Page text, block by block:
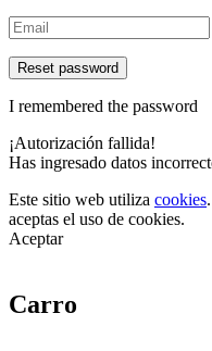
Reset password
I remembered the password
¡Autorización fallida!
Has ingresado datos
Este sitio web utiliza cookies
aceptas el uso de cookies.
Aceptar
Carro